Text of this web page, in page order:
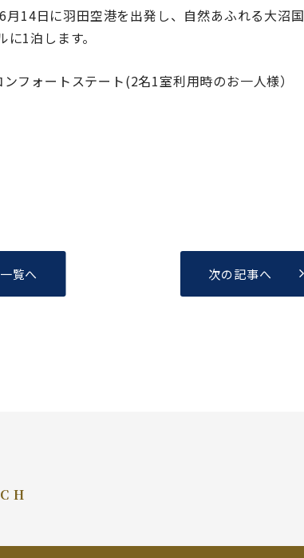
14日に羽田空港を出発し、自然あふれる大沼国
1泊します。
ォートステート(2名1室利用時のお一人様）
覧へ 次の記事へ